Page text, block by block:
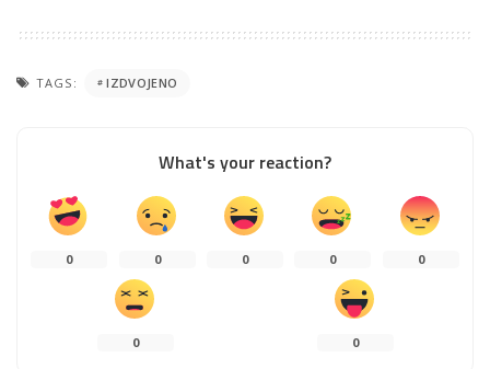
TAGS: IZDVOJENO
What's your reaction?
0 0 0 0 0
0 0